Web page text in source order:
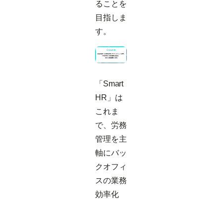
ることを
目指しま
す。
「Smart
HR」は
これま
で、労務
管理を主
軸にバッ
クオフィ
スの業務
効率化